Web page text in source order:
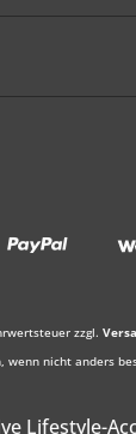
zzgl.
wenn nicht anders
Lifestyle-